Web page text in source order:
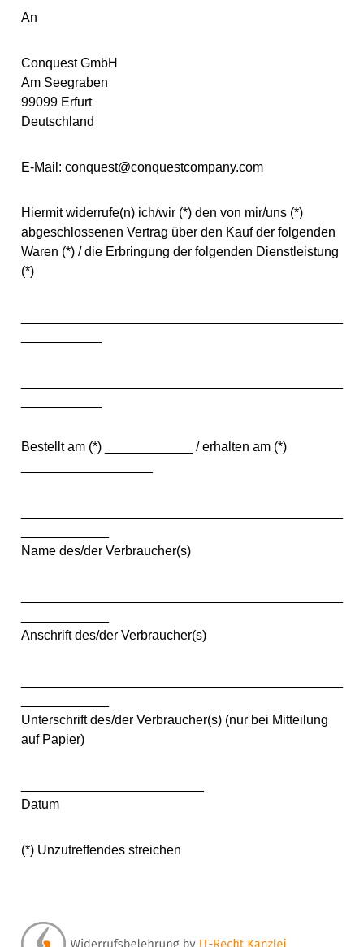
An
Conquest GmbH
Am Seegraben
99099 Erfurt
Deutschland
E-Mail: conquest@conquestcompany.com
Hiermit widerrufe(n) ich/wir (*) den von mir/uns (*)
abgeschlossenen Vertrag über den Kauf der folgenden
Waren (*) / die Erbringung der folgenden Dienstleistung
(*)
Bestellt am (*) ____________ / erhalten am (*)
Name des/der Verbraucher(s)
Anschrift des/der Verbraucher(s)
Unterschrift des/der Verbraucher(s) (nur bei Mitteilung
auf Papier)
Datum
(*) Unzutreffendes streichen